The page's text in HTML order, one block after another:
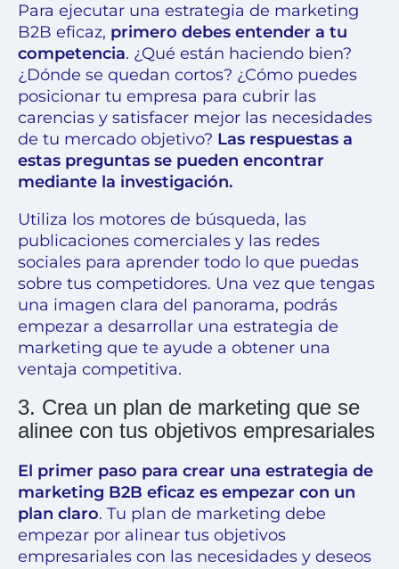
Para ejecutar una estrategia de marketing
B2B eficaz, primero debes entender a tu
competencia. ¿Qué están haciendo bien?
¿Dónde se quedan cortos? ¿Cómo puedes
posicionar tu empresa para cubrir las
carencias y satisfacer mejor las necesidades
de tu mercado objetivo? Las respuestas a
estas preguntas se pueden encontrar
mediante la investigación.
Utiliza los motores de búsqueda, las
publicaciones comerciales y las redes
sociales para aprender todo lo que puedas
sobre tus competidores. Una vez que tengas
una imagen clara del panorama, podrás
empezar a desarrollar una estrategia de
marketing que te ayude a obtener una
ventaja competitiva.
3. Crea un plan de marketing que se
alinee con tus objetivos empresariales
El primer paso para crear una estrategia de
marketing B2B eficaz es empezar con un
plan claro. Tu plan de marketing debe
empezar por alinear tus objetivos
empresariales con las necesidades y deseos